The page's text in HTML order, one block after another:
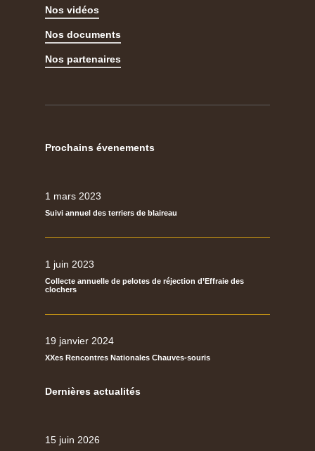
Nos vidéos
Nos documents
Nos partenaires
Prochains évenements
1 mars 2023
Suivi annuel des terriers de blaireau
1 juin 2023
Collecte annuelle de pelotes de réjection d’Effraie des
clochers
19 janvier 2024
XXes Rencontres Nationales Chauves-souris
Dernières actualités
15 juin 2026